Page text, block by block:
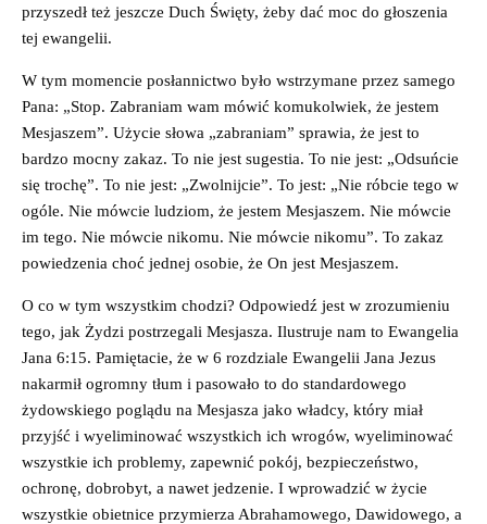
przyszedł też jeszcze Duch Święty, żeby dać moc do głoszenia
tej ewangelii.
W tym momencie posłannictwo było wstrzymane przez samego
Pana: „Stop. Zabraniam wam mówić komukolwiek, że jestem
Mesjaszem”. Użycie słowa „zabraniam” sprawia, że jest to
bardzo mocny zakaz. To nie jest sugestia. To nie jest: „Odsuńcie
się trochę”. To nie jest: „Zwolnijcie”. To jest: „Nie róbcie tego w
ogóle. Nie mówcie ludziom, że jestem Mesjaszem. Nie mówcie
im tego. Nie mówcie nikomu. Nie mówcie nikomu”. To zakaz
powiedzenia choć jednej osobie, że On jest Mesjaszem.
O co w tym wszystkim chodzi? Odpowiedź jest w zrozumieniu
tego, jak Żydzi postrzegali Mesjasza. Ilustruje nam to Ewangelia
Jana 6:15. Pamiętacie, że w 6 rozdziale Ewangelii Jana Jezus
nakarmił ogromny tłum i pasowało to do standardowego
żydowskiego poglądu na Mesjasza jako władcy, który miał
przyjść i wyeliminować wszystkich ich wrogów, wyeliminować
wszystkie ich problemy, zapewnić pokój, bezpieczeństwo,
ochronę, dobrobyt, a nawet jedzenie. I wprowadzić w życie
wszystkie obietnice przymierza Abrahamowego, Dawidowego, a